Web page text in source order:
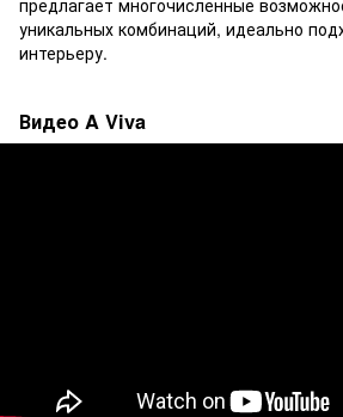
уникальных комбинаций, идеально
интерьеру.
Видео A Viva